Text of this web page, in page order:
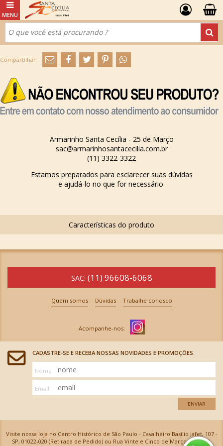
Armarinho Santa Cecília - 25 de Março
sac@armarinhosantacecilia.com.br
(11) 3322-3322
Estamos preparados para esclarecer suas dúvidas
e ajudá-lo no que for necessário.
SAC: (11) 96608-6068
Quem somos Dúvidas Trabalhe conosco
CADASTRE-SE E RECEBA NOSSAS NOVIDADES E PROMOÇÕES.
Nome
Email
ENVIAR
Visite nossa loja no Centro Histórico de São Paulo - Cavalheiro Basílio Jafet, 107 -
SP, 01022-020 (Retirada de Pedido) ou Rua Vinte e Cinco de Março, 576 - SP,